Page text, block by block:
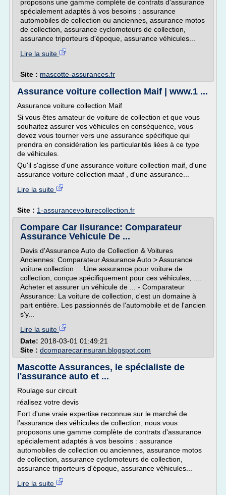
proposons une gamme complète de contrats d'assurance
spécialement adaptés à vos besoins : assurance
automobiles de collection ou anciennes, assurance motos
de collection, assurance cyclomoteurs de collection,
assurance triporteurs d'époque, assurance véhicules...
Lire la suite
Site : mascotte-assurances.fr
Assurance voiture collection Maif | www.1 ...
Assurance voiture collection Maif
Si vous êtes amateur de voiture de collection et que vous
souhaitez assurer vos véhicules en conséquence, vous
devez vous tourner vers une assurance spécifique qui
prendra en considération les particularités liées à ce type
de véhicules.
Qu'il s'agisse d'une assurance voiture collection maif, d'une
assurance voiture collection maaf , d'une assurance...
Lire la suite
Site : 1-assurancevoiturecollection.fr
Compare Car iIsurance: Comparateur
Assurance Vehicule De ...
Devis d'Assurance Auto de Collection & Voitures
Anciennes: Comparateur Assurance Auto > Assurance
voiture collection ... Une assurance pour voiture de
collection, conçue spécifiquement pour ces véhicules, ....
Acheter et assurer un véhicule de ... - Comparateur
Assurance: La voiture de collection, c'est un domaine à
part entière. Les passionnés de l'automobile et de l'ancien
s'y...
Lire la suite
Date: 2018-03-01 01:49:21
Site : dcomparecarinsuran.blogspot.com
Mascotte Assurances, le spécialiste de
l'assurance auto et ...
Roulage sur circuit
réalisez votre devis
Fort d'une vraie expertise reconnue sur le marché de
l'assurance des véhicules de collection, nous vous
proposons une gamme complète de contrats d'assurance
spécialement adaptés à vos besoins : assurance
automobiles de collection ou anciennes, assurance motos
de collection, assurance cyclomoteurs de collection,
assurance triporteurs d'époque, assurance véhicules...
Lire la suite